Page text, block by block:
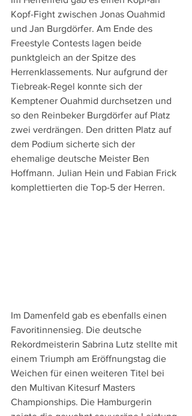
Kopf-Fight zwischen Jonas Ouahmid
und Jan Burgdörfer. Am Ende des
Freestyle Contests lagen beide
punktgleich an der Spitze des
Herrenklassements. Nur aufgrund der
Tiebreak-Regel konnte sich der
Kemptener Ouahmid durchsetzen und
so den Reinbeker Burgdörfer auf Platz
zwei verdrängen. Den dritten Platz auf
dem Podium sicherte sich der
ehemalige deutsche Meister Ben
Hoffmann. Julian Hein und Fabian Frick
komplettierten die Top-5 der Herren.
Im Damenfeld gab es ebenfalls einen
Favoritinnensieg. Die deutsche
Rekordmeisterin Sabrina Lutz stellte mit
einem Triumph am Eröffnungstag die
Weichen für einen weiteren Titel bei
den Multivan Kitesurf Masters
Championships. Die Hamburgerin